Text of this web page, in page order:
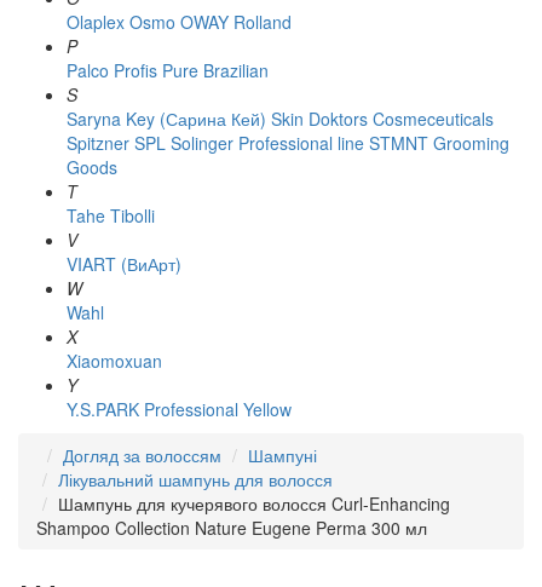
Olaplex Osmo OWAY Rolland
P
Palco Profis Pure Brazilian
S
Saryna Key (Сарина Кей) Skin Doktors Cosmeceuticals
Spitzner SPL Solinger Professional line STMNT Grooming
Goods
T
Tahe Tibolli
V
VIART (ВиАрт)
W
Wahl
X
Xiaomoxuan
Y
Y.S.PARK Professional Yellow
Догляд за волоссям
Шампуні
Лікувальний шампунь для волосся
Шампунь для кучерявого волосся Curl-Enhancing
Shampoo Collection Nature Eugene Perma 300 мл